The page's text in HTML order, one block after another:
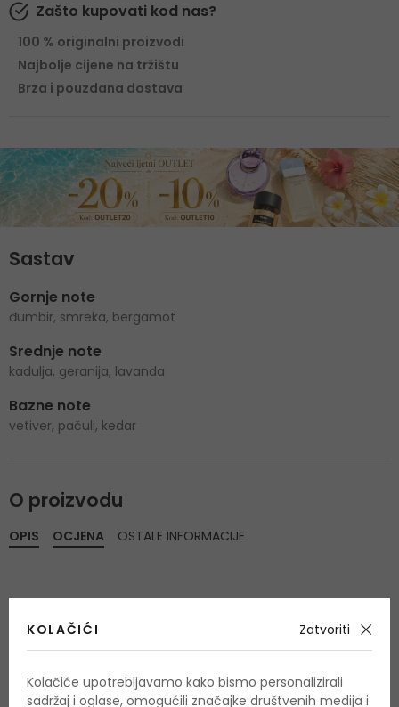
Zašto kupovati kod nas?
100 % originalni proizvodi
Najbolje cijene na tržištu
Brza i pouzdana dostava
Sastav
Gornje note
đumbir, smreka, bergamot
Srednje note
kadulja, geranija, lavanda
Bazne note
vetiver, pačuli, kedar
O proizvodu
OPIS OCJENA
Još nema recenzija za ovaj proizvod.
OSTALE INFORMACIJE
KOLAČIĆI Zatvoriti
Kolačiće upotrebljavamo kako bismo personalizirali
sadržaj i oglase, omogućili značajke društvenih medija i